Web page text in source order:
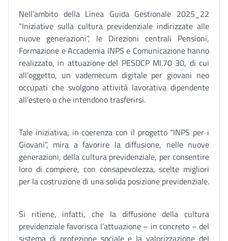
Nell’ambito della Linea Guida Gestionale 2025_22
“Iniziative sulla cultura previdenziale indirizzate alle
nuove generazioni”, le Direzioni centrali Pensioni,
Formazione e Accademia INPS e Comunicazione hanno
realizzato, in attuazione del PESDCP MI.70 30, di cui
all’oggetto, un vademecum digitale per giovani neo
occupati che svolgono attività lavorativa dipendente
all’estero o che intendono trasferirsi.
Tale iniziativa, in coerenza con il progetto “INPS per i
Giovani”, mira a favorire la diffusione, nelle nuove
generazioni, della cultura previdenziale, per consentire
loro di compiere, con consapevolezza, scelte migliori
per la costruzione di una solida posizione previdenziale.
Si ritiene, infatti, che la diffusione della cultura
previdenziale favorisca l’attuazione – in concreto – del
sistema di protezione sociale e la valorizzazione del